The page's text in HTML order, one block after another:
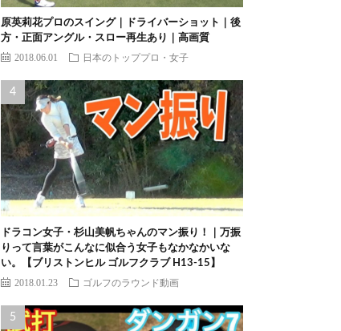
原英莉花プロのスイング｜ドライバーショット｜後
方・正面アングル・スロー再生あり｜高画質
2018.06.01 日本のトッププロ・女子
ドラコン女子・杉山美帆ちゃんのマン振り！｜万振
りって言葉がこんなに似合う女子もなかなかいな
い。【ブリストンヒル ゴルフクラブ H13-15】
2018.01.23 ゴルフのラウンド動画